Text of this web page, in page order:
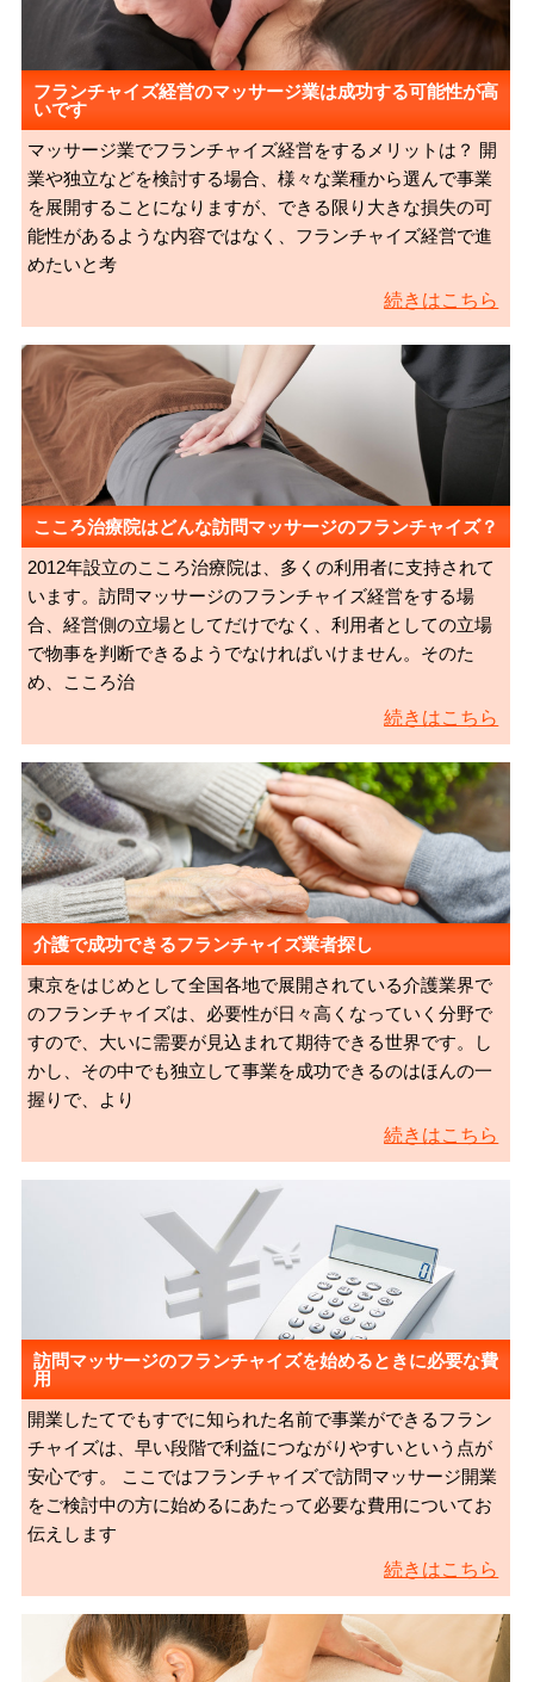
フランチャイズ経営のマッサージ業は成功する可能性が高
いです
マッサージ業でフランチャイズ経営をするメリットは？ 開
業や独立などを検討する場合、様々な業種から選んで事業
を展開することになりますが、できる限り大きな損失の可
能性があるような内容ではなく、フランチャイズ経営で進
めたいと考
続きはこちら
こころ治療院はどんな訪問マッサージのフランチャイズ？
2012年設立のこころ治療院は、多くの利用者に支持されて
います。訪問マッサージのフランチャイズ経営をする場
合、経営側の立場としてだけでなく、利用者としての立場
で物事を判断できるようでなければいけません。そのた
め、こころ治
続きはこちら
介護で成功できるフランチャイズ業者探し
東京をはじめとして全国各地で展開されている介護業界で
のフランチャイズは、必要性が日々高くなっていく分野で
すので、大いに需要が見込まれて期待できる世界です。し
かし、その中でも独立して事業を成功できるのはほんの一
握りで、より
続きはこちら
訪問マッサージのフランチャイズを始めるときに必要な費
用
開業したてでもすでに知られた名前で事業ができるフラン
チャイズは、早い段階で利益につながりやすいという点が
安心です。 ここではフランチャイズで訪問マッサージ開業
をご検討中の方に始めるにあたって必要な費用についてお
伝えします
続きはこちら